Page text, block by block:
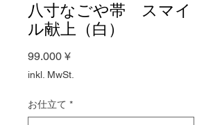
八寸なごや帯 スマイ
ル献上（白）
99.000 ¥Preis
inkl. MwSt.
お仕立て *